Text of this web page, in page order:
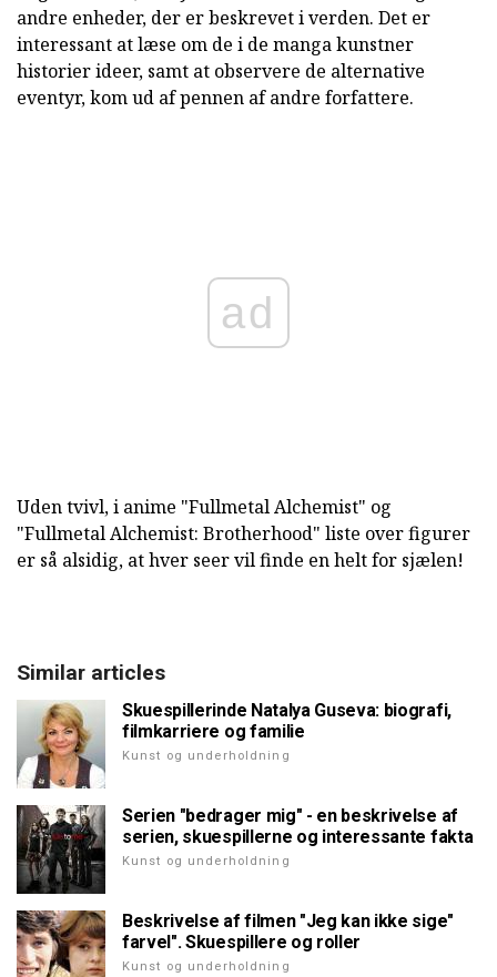
andre enheder, der er beskrevet i verden. Det er
interessant at læse om de i de manga kunstner
historier ideer, samt at observere de alternative
eventyr, kom ud af pennen af andre forfattere.
ad
Uden tvivl, i anime "Fullmetal Alchemist" og
"Fullmetal Alchemist: Brotherhood" liste over figurer
er så alsidig, at hver seer vil finde en helt for sjælen!
Similar articles
Skuespillerinde Natalya Guseva: biografi,
filmkarriere og familie
Kunst og underholdning
Serien "bedrager mig" - en beskrivelse af
serien, skuespillerne og interessante fakta
Kunst og underholdning
Beskrivelse af filmen "Jeg kan ikke sige"
farvel". Skuespillere og roller
Kunst og underholdning